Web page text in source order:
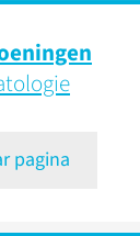
pagina